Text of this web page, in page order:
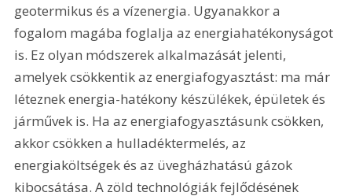
geotermikus és a vízenergia. Ugyanakkor a
fogalom magába foglalja az energiahatékonyságot
is. Ez olyan módszerek alkalmazását jelenti,
amelyek csökkentik az energiafogyasztást: ma már
léteznek energia-hatékony készülékek, épületek és
járművek is. Ha az energiafogyasztásunk csökken,
akkor csökken a hulladéktermelés, az
energiaköltségek és az üvegházhatású gázok
kibocsátása. A zöld technológiák fejlődésének